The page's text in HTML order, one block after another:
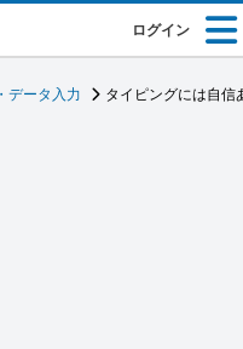
ログイン
データ入力 タイピングには自信